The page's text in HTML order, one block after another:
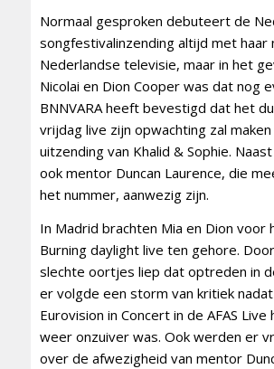
Normaal gesproken debuteert de
songfestivalinzending altijd met haar
Nederlandse televisie, maar in het
Nicolai en Dion Cooper was dat nog
BNNVARA heeft bevestigd dat het
vrijdag live zijn opwachting zal maken
uitzending van Khalid & Sophie.
ook mentor Duncan Laurence, die
het nummer, aanwezig zijn.
In Madrid brachten Mia en Dion voor
Burning daylight live ten gehore.
slechte oortjes liep dat optreden in
er volgde een storm van kritiek
Eurovision in Concert in de AFAS
weer onzuiver was. Ook werden er
over de afwezigheid van mentor